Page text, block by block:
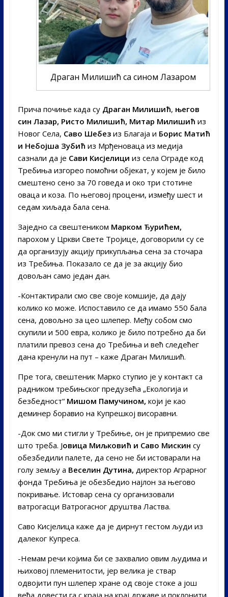
Драган Милишић са сином Лазаром
Прича почиње када су Драган Милишић, његов
син Лазар, Ристо Милишић, Митар Милишић из
Новог Села, Саво Шебезиз Благаја и Борис Матић
и Небојша Зубић из Мрђеноваца из медија
сазнали да је Сави Кисјелици из села Ограде код
Требиња изгорео помоћни објекат, у којем је било
смештено сено за 70 говеда и око три стотине
оваца и коза. По његовој процени, између шест и
седам хиљада бала сена.
Заједно са свештеником Марком Ђурићем,
парохом у Цркви Свете Тројице, договорили су се
да организују акцију прикупљања сена за сточара
из Требиња. Показало се да је за акцију био
довољан само један дан.
-Контактирали смо све своје комшије, да дају
колико ко може. Испоставило се да имамо 550 бала
сена, довољно за цео шлепер. Међу собом смо
скупили и 500 евра, колико је било потребно да би
платили превоз сена до Требиња и већ следећег
дана кренули на пут – каже Драган Милишић.
Пре тога, свештеник Марко ступио је у контакт са
радником требињског предузећа „Екологија и
безбедност“ Мишом Памучином, који је као
деминер боравио на Купрешкој висоравни.
-Док смо ми стигли у Требиње, он је припремио све
што треба. Јовица Миљковић и Саво Мискин су
обезбедили палете, да сено не би истоварали на
голу земљу а Веселин Дутина, директор Аграрног
фонда Требиња је обезбедио најлон за његово
покривање. Истовар сена су организовали
ватрогасци Ватрогасног друштва Ластва.
Саво Кисјелица каже да је дирнут гестом људи из
далеког Купреса.
-Немам речи којима би се захвалио овим људима и
њиховој племенитости, јер велика је ствар
одвојити пун шлепер хране од своје стоке а још